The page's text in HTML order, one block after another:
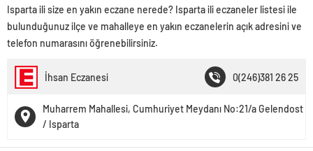
Isparta ili size en yakın eczane nerede? Isparta ili eczaneler listesi ile
bulunduğunuz ilçe ve mahalleye en yakın eczanelerin açık adresini ve
telefon numarasını öğrenebilirsiniz.
İhsan Eczanesi 0(246)381 26 25
Muharrem Mahallesi, Cumhuriyet Meydanı No:21/a Gelendost
/ Isparta